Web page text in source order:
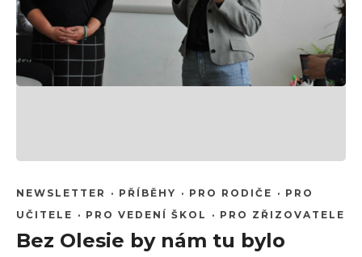
NEWSLETTER · PŘÍBĚHY · PRO RODIČE · PRO
UČITELE · PRO VEDENÍ ŠKOL · PRO ZŘIZOVATELE
Bez Olesie by nám tu bylo